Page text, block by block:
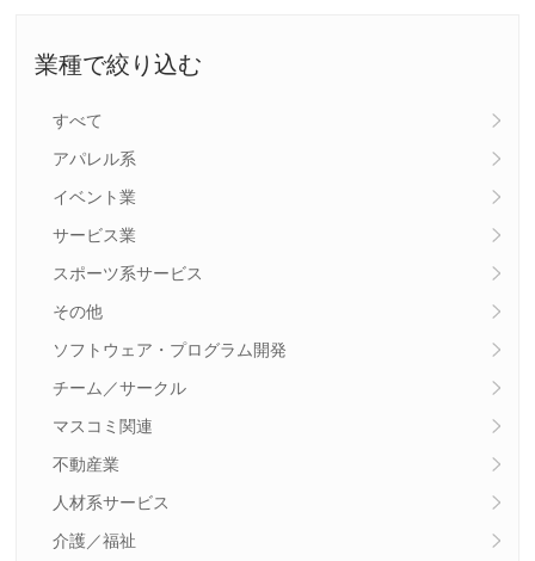
業種で絞り込む
すべて
アパレル系
イベント業
サービス業
スポーツ系サービス
その他
ソフトウェア・プログラム開発
チーム／サークル
マスコミ関連
不動産業
人材系サービス
介護／福祉